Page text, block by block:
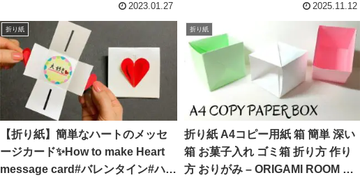
2023.01.27
Origami hana’s channel 2025.11.12
折り紙
【折り紙】簡単なハートのメッセ
ージカード✨How to make Heart
message card#バレンタイン#ハー
折り紙
折り紙 A4コピー用紙 箱 簡単 深い
箱 お菓子入れ ゴミ箱 折り方 作り
方 おりがみ – ORIGAMI ROOM お